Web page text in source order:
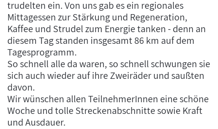
trudelten ein. Von uns gab es ein regionales
Mittagessen zur Stärkung und Regeneration,
Kaffee und Strudel zum Energie tanken - denn an
diesem Tag standen insgesamt 86 km auf dem
Tagesprogramm.
So schnell alle da waren, so schnell schwungen sie
sich auch wieder auf ihre Zweiräder und saußten
davon.
Wir wünschen allen TeilnehmerInnen eine schöne
Woche und tolle Streckenabschnitte sowie Kraft
und Ausdauer.